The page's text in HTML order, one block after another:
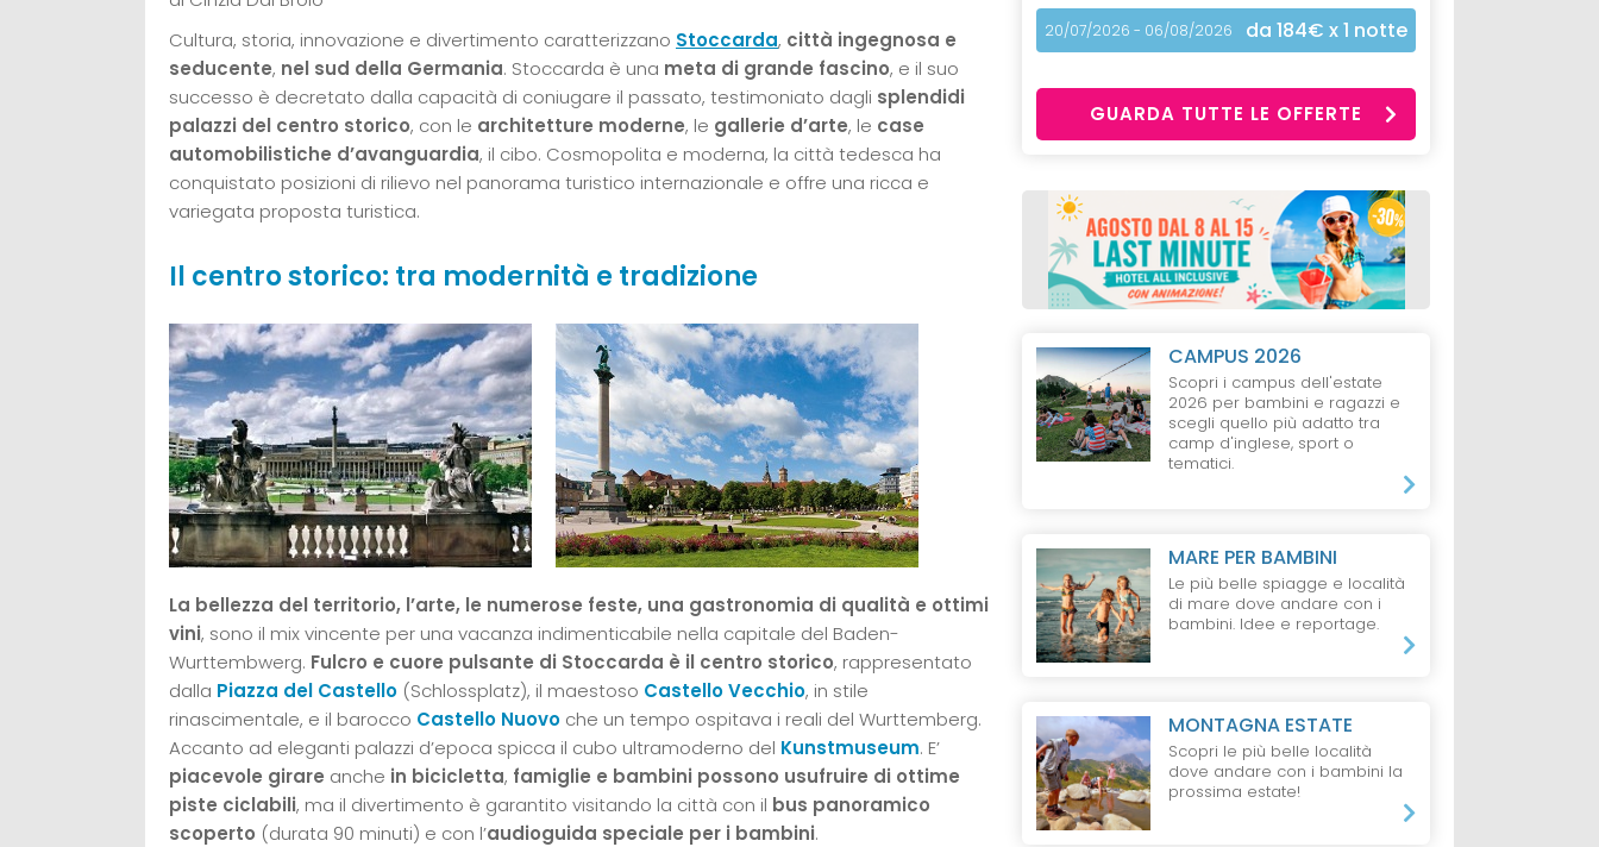
Cultura, storia, innovazione e divertimento caratterizzano Stoccarda, città ingegnosa e
seducente, nel sud della Germania. Stoccarda è una meta di grande fascino, e il suo
successo è decretato dalla capacità di coniugare il passato, testimoniato dagli splendidi
palazzi del centro storico, con le architetture moderne, le gallerie d’arte, le case
automobilistiche d’avanguardia, il cibo. Cosmopolita e moderna, la città tedesca ha
conquistato posizioni di rilievo nel panorama turistico internazionale e offre una ricca e
variegata proposta turistica.
Il centro storico: tra modernità e tradizione
La bellezza del territorio, l’arte, le numerose feste, una gastronomia di qualità e ottimi
vini, sono il mix vincente per una vacanza indimenticabile nella capitale del Baden-
Wurttembwerg. Fulcro e cuore pulsante di Stoccarda è il centro storico, rappresentato
dalla Piazza del Castello (Schlossplatz), il maestoso Castello Vecchio, in stile
rinascimentale, e il barocco Castello Nuovo che un tempo ospitava i reali del Wurttemberg.
Accanto ad eleganti palazzi d’epoca spicca il cubo ultramoderno del Kunstmuseum. E’
piacevole girare anche in bicicletta, famiglie e bambini possono usufruire di ottime
piste ciclabili, ma il divertimento è garantito visitando la città con il bus panoramico
scoperto (durata 90 minuti) e con l’audioguida speciale per i bambini.
20/07/2026 - 06/08/2026 da 184€ x 1 notte
GUARDA TUTTE LE OFFERTE
CAMPUS 2026
Scopri i campus dell'estate
2026 per bambini e ragazzi e
scegli quello più adatto tra
camp d'inglese, sport o
tematici.
MARE PER BAMBINI
Le più belle spiagge e località
di mare dove andare con i
bambini. Idee e reportage.
MONTAGNA ESTATE
Scopri le più belle località
dove andare con i bambini la
prossima estate!